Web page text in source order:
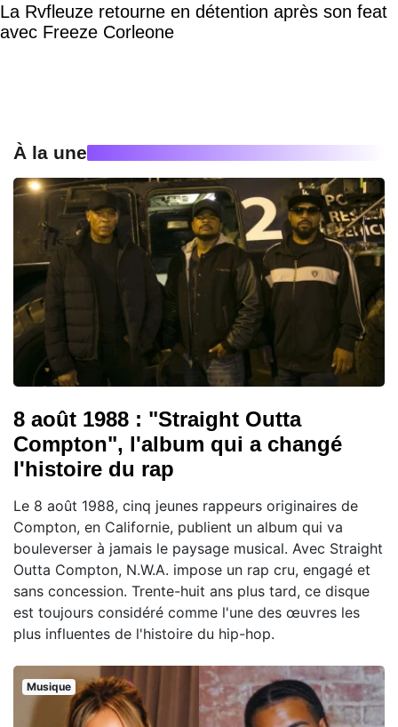
La Rvfleuze retourne en détention après son feat
avec Freeze Corleone
À la une
8 août 1988 : "Straight Outta
Compton", l'album qui a changé
l'histoire du rap
Le 8 août 1988, cinq jeunes rappeurs originaires de
Compton, en Californie, publient un album qui va
bouleverser à jamais le paysage musical. Avec Straight
Outta Compton, N.W.A. impose un rap cru, engagé et
sans concession. Trente-huit ans plus tard, ce disque
est toujours considéré comme l'une des œuvres les
plus influentes de l'histoire du hip-hop.
Musique